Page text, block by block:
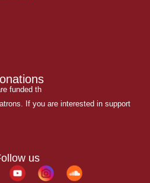
funded th
If you are interested in support
us